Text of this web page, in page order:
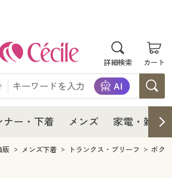
詳細検索 カート
て
ナー・下着 メンズ 家電・雑貨
ン
べて
販 メンズ下着 トランクス・ブリーフ ボク